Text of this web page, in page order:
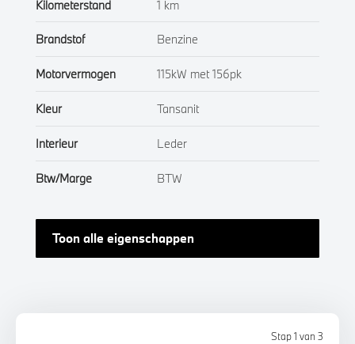
Stap 1 van 3
Kilometerstand 1 km
Brandstof Benzine
Motorvermogen 115kW met 156pk
Kleur Tansanit
Interieur Leder
Btw/Marge BTW
Toon alle eigenschappen